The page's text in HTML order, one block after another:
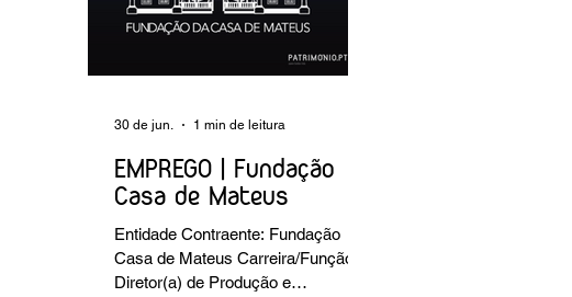
tratamento e registo fotográfico das
intervenções; apoio a exposições i
EMPREGO | Fundação
Casa de Mateus
Entidade Contraente: Fundação
Casa de Mateus Carreira/Função:
Diretor(a) de Produção e
30 de jun. 1 min de leitura